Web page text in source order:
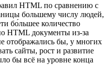
HTML по сравнению с
большему числу людей,
бо́льшее количество
HTML документы из-за
отображались бы, у многих
сайты, рост и развитие
бы всё на уровне конца